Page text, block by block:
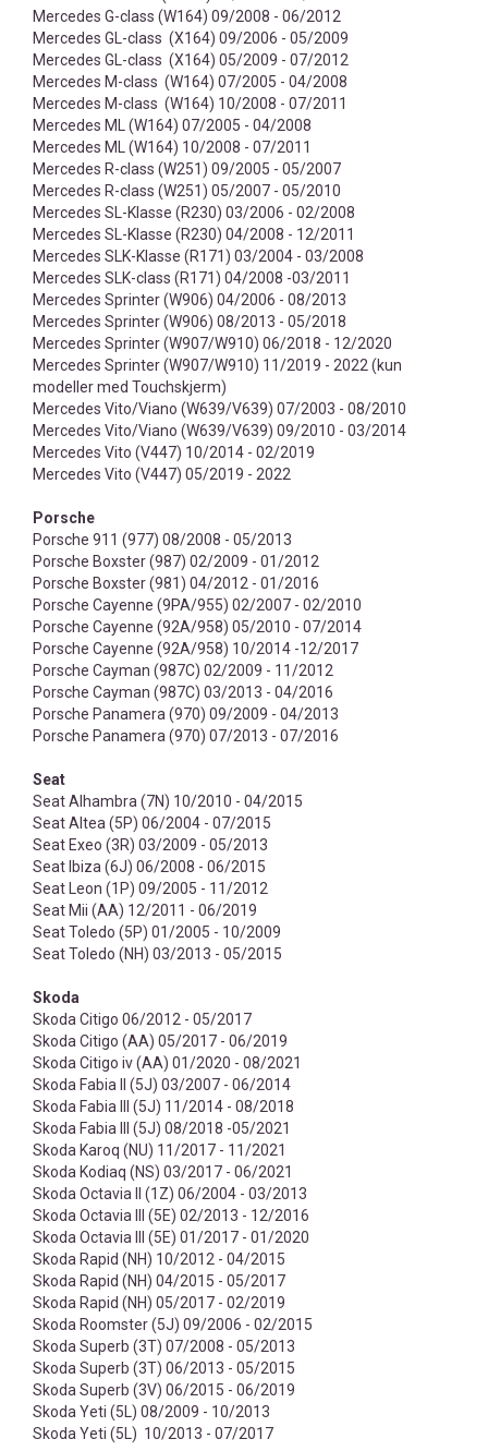
Mercedes G-class (W164) 09/2008 - 06/2012
Mercedes GL-class (X164) 09/2006 - 05/2009
Mercedes GL-class (X164) 05/2009 - 07/2012
Mercedes M-class (W164) 07/2005 - 04/2008
Mercedes M-class (W164) 10/2008 - 07/2011
Mercedes ML (W164) 07/2005 - 04/2008
Mercedes ML (W164) 10/2008 - 07/2011
Mercedes R-class (W251) 09/2005 - 05/2007
Mercedes R-class (W251) 05/2007 - 05/2010
Mercedes SL-Klasse (R230) 03/2006 - 02/2008
Mercedes SL-Klasse (R230) 04/2008 - 12/2011
Mercedes SLK-Klasse (R171) 03/2004 - 03/2008
Mercedes SLK-class (R171) 04/2008 -03/2011
Mercedes Sprinter (W906) 04/2006 - 08/2013
Mercedes Sprinter (W906) 08/2013 - 05/2018
Mercedes Sprinter (W907/W910) 06/2018 - 12/2020
Mercedes Sprinter (W907/W910) 11/2019 - 2022 (kun
modeller med Touchskjerm)
Mercedes Vito/Viano (W639/V639) 07/2003 - 08/2010
Mercedes Vito/Viano (W639/V639) 09/2010 - 03/2014
Mercedes Vito (V447) 10/2014 - 02/2019
Mercedes Vito (V447) 05/2019 - 2022
Porsche
Porsche 911 (977) 08/2008 - 05/2013
Porsche Boxster (987) 02/2009 - 01/2012
Porsche Boxster (981) 04/2012 - 01/2016
Porsche Cayenne (9PA/955) 02/2007 - 02/2010
Porsche Cayenne (92A/958) 05/2010 - 07/2014
Porsche Cayenne (92A/958) 10/2014 -12/2017
Porsche Cayman (987C) 02/2009 - 11/2012
Porsche Cayman (987C) 03/2013 - 04/2016
Porsche Panamera (970) 09/2009 - 04/2013
Porsche Panamera (970) 07/2013 - 07/2016
Seat
Seat Alhambra (7N) 10/2010 - 04/2015
Seat Altea (5P) 06/2004 - 07/2015
Seat Exeo (3R) 03/2009 - 05/2013
Seat Ibiza (6J) 06/2008 - 06/2015
Seat Leon (1P) 09/2005 - 11/2012
Seat Mii (AA) 12/2011 - 06/2019
Seat Toledo (5P) 01/2005 - 10/2009
Seat Toledo (NH) 03/2013 - 05/2015
Skoda
Skoda Citigo 06/2012 - 05/2017
Skoda Citigo (AA) 05/2017 - 06/2019
Skoda Citigo iv (AA) 01/2020 - 08/2021
Skoda Fabia II (5J) 03/2007 - 06/2014
Skoda Fabia III (5J) 11/2014 - 08/2018
Skoda Fabia III (5J) 08/2018 -05/2021
Skoda Karoq (NU) 11/2017 - 11/2021
Skoda Kodiaq (NS) 03/2017 - 06/2021
Skoda Octavia II (1Z) 06/2004 - 03/2013
Skoda Octavia III (5E) 02/2013 - 12/2016
Skoda Octavia III (5E) 01/2017 - 01/2020
Skoda Rapid (NH) 10/2012 - 04/2015
Skoda Rapid (NH) 04/2015 - 05/2017
Skoda Rapid (NH) 05/2017 - 02/2019
Skoda Roomster (5J) 09/2006 - 02/2015
Skoda Superb (3T) 07/2008 - 05/2013
Skoda Superb (3T) 06/2013 - 05/2015
Skoda Superb (3V) 06/2015 - 06/2019
Skoda Yeti (5L) 08/2009 - 10/2013
Skoda Yeti (5L) 10/2013 - 07/2017